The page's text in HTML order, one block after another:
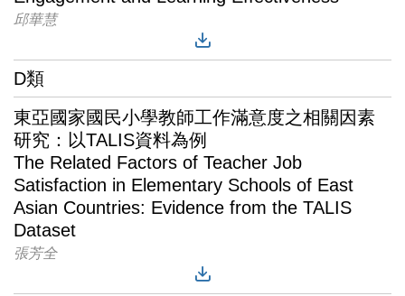
邱華慧
D類
東亞國家國民小學教師工作滿意度之相關因素
研究：以TALIS資料為例
The Related Factors of Teacher Job
Satisfaction in Elementary Schools of East
Asian Countries: Evidence from the TALIS
Dataset
張芳全